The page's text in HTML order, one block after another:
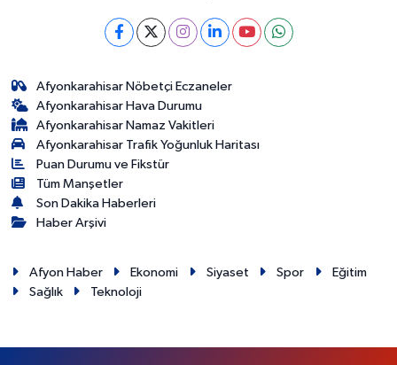
Afyonkarahisar Nöbetçi Eczaneler
Afyonkarahisar Hava Durumu
Afyonkarahisar Namaz Vakitleri
Afyonkarahisar Trafik Yoğunluk Haritası
Puan Durumu ve Fikstür
Tüm Manşetler
Son Dakika Haberleri
Haber Arşivi
Afyon Haber Ekonomi Siyaset Spor
Eğitim
Sağlık
Teknoloji